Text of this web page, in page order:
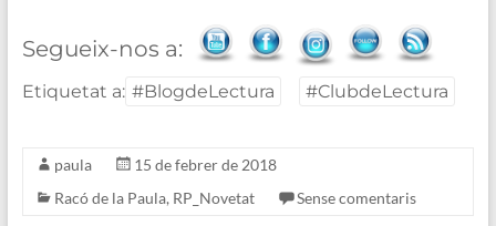
Segueix-nos a:
Etiquetat a: #BlogdeLectura #ClubdeLectura
paula
15 de febrer de 2018
Racó de la Paula, RP_Novetat Sense comentaris